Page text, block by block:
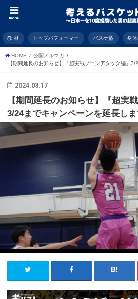
menu
教 材 トップパフォーマー バスケ塾 身
HOME
公開メルマガ
【期間延長のお知らせ】『超実戦ゾーンアタック編』3/
2024.03.17
【期間延長のお知らせ】『超実
3/24までキャンペーンを延長しま